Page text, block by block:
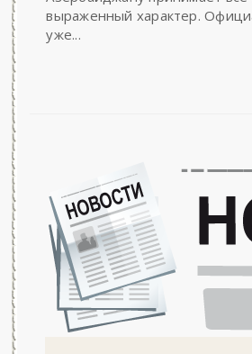
выраженный характер.
уже...